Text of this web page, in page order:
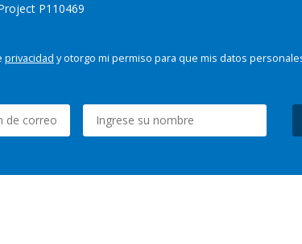
P110469
privacidad y otorgo mi permiso para que mis datos